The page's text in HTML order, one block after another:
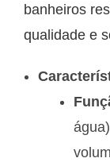
banheiros
qualidade e